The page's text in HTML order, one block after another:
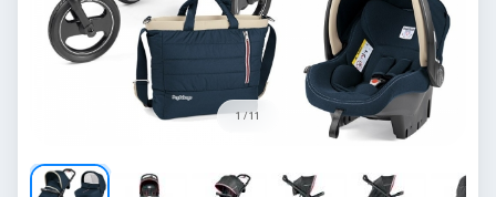
1 / 11